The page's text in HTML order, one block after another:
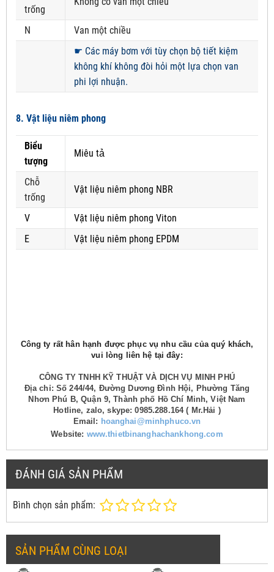
trống
N
Van một chiều
☛ Các máy bơm với tùy chọn bộ tiết kiệm
không khí không đòi hỏi một lựa chọn van
phi lợi nhuận.
8. Vật liệu niêm phong
Biểu
tượng
Miêu tả
Chỗ
trống
Vật liệu niêm phong NBR
V
Vật liệu niêm phong Viton
E
Vật liệu niêm phong EPDM
Công ty rất hân hạnh được phục vụ nhu cầu của quý khách,
vui lòng liên hệ tại đây:
CÔNG TY TNHH KỸ THUẬT VÀ DỊCH VỤ MINH PHÚ
Địa chỉ: Số 244/44, Đường Dương Đình Hội, Phường Tăng
Nhơn Phú B, Quận 9, Thành phố Hồ Chí Minh, Việt Nam
Hotline, zalo, skype: 0985.288.164 ( Mr.Hải )
Email: hoanghai@minhphuco.vn
Website: www.thietbinanghachankhong.com
ĐÁNH GIÁ SẢN PHẨM
Bình chọn sản phẩm:
SẢN PHẨM CÙNG LOẠI